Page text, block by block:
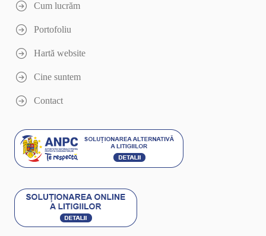
Cum lucrăm
Portofoliu
Hartă website
Cine suntem
Contact